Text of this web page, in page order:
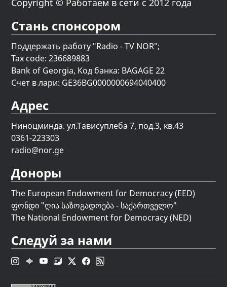
Copyright © Работаем в сети с 2012 года
Стань спонсором
Поддержать работу "Radio - TV NOR";
Tax code: 236689883
Bank of Georgia, Код банка: BAGAGE 22
Счет в лари: GE36BG0000000694040400
Адрес
Ниноцминда. ул.Тависуплеба 7, под.3, кв.43
0361-223303
radio@nor.ge
Доноры
The European Endowment for Democracy (EED)
ფონდი "ღია საზოგადოება - საქართველო"
The National Endowment for Democracy (NED)
Следуй за нами